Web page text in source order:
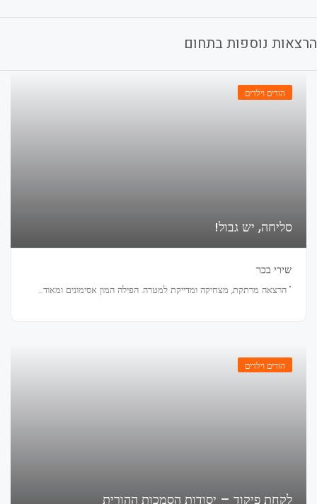
נוספות בתחום
הורים וילדים
סליחה, יש גבול!
שירי בכר
" הרצאה מרתקת, מצחיקה ומדייקת למטרה. הפילה המון אסימונים ומאוד…
הורים וילדים
לקחת פיקוד – יסודות הסמכות ההורית